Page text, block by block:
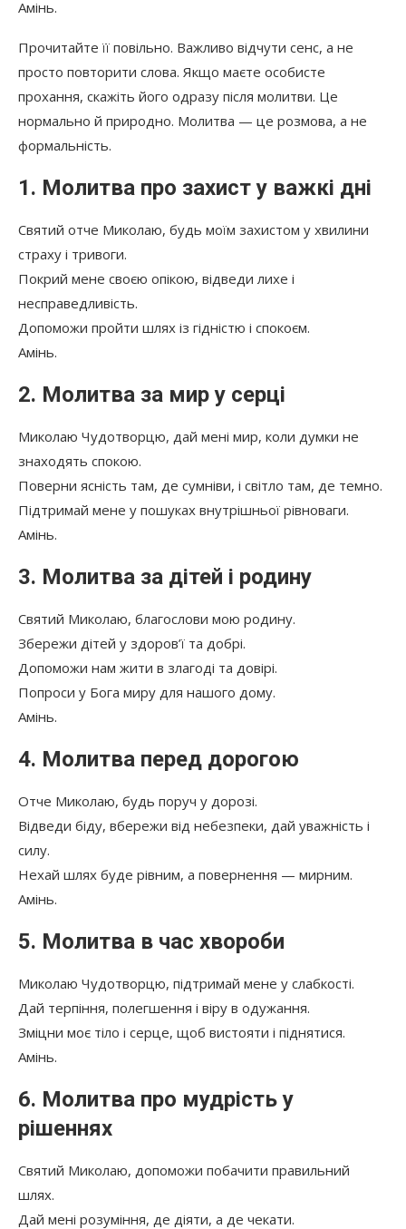
Амінь.
Прочитайте її повільно. Важливо відчути сенс, а не
просто повторити слова. Якщо маєте особисте
прохання, скажіть його одразу після молитви. Це
нормально й природно. Молитва — це розмова, а не
формальність.
1. Молитва про захист у важкі дні
Святий отче Миколаю, будь моїм захистом у хвилини
страху і тривоги.
Покрий мене своєю опікою, відведи лихе і
несправедливість.
Допоможи пройти шлях із гідністю і спокоєм.
Амінь.
2. Молитва за мир у серці
Миколаю Чудотворцю, дай мені мир, коли думки не
знаходять спокою.
Поверни ясність там, де сумніви, і світло там, де темно.
Підтримай мене у пошуках внутрішньої рівноваги.
Амінь.
3. Молитва за дітей і родину
Святий Миколаю, благослови мою родину.
Збережи дітей у здоров’ї та добрі.
Допоможи нам жити в злагоді та довірі.
Попроси у Бога миру для нашого дому.
Амінь.
4. Молитва перед дорогою
Отче Миколаю, будь поруч у дорозі.
Відведи біду, вбережи від небезпеки, дай уважність і
силу.
Нехай шлях буде рівним, а повернення — мирним.
Амінь.
5. Молитва в час хвороби
Миколаю Чудотворцю, підтримай мене у слабкості.
Дай терпіння, полегшення і віру в одужання.
Зміцни моє тіло і серце, щоб вистояти і піднятися.
Амінь.
6. Молитва про мудрість у
рішеннях
Святий Миколаю, допоможи побачити правильний
шлях.
Дай мені розуміння, де діяти, а де чекати.